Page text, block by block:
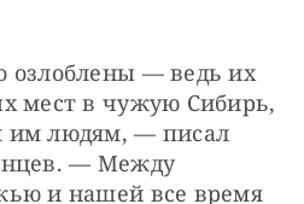
озлоблены — ведь их
мест в чужую Сибирь,
людям, — писал
— Между
и нашей все время